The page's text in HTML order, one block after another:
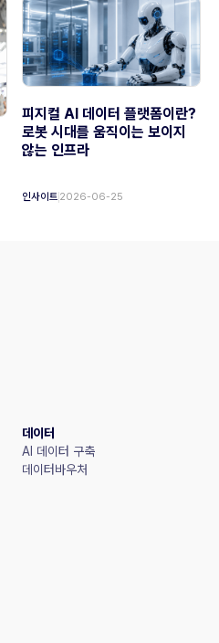
피지컬 AI 데이터 플랫폼이란?
로봇 시대를 움직이는 보이지
않는 인프라
인사이트 2026-06-25
데이터
AI 데이터 구축
데이터바우처